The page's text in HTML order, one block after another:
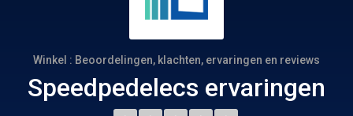
Winkel : Beoordelingen, klachten, ervaringen en reviews
Speedpedelecs ervaringen